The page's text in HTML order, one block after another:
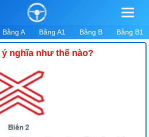
Bằng A Bằng A1 Bằng B Bằng B1
nghĩa như thế nào?